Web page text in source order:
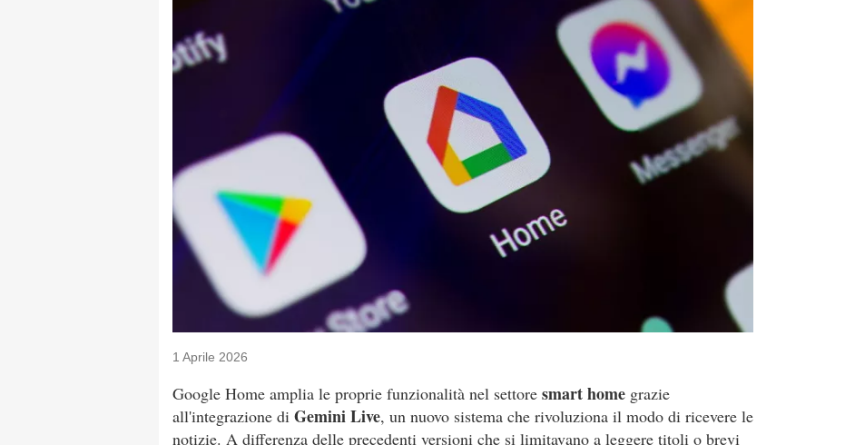
1 Aprile 2026
Google Home amplia le proprie funzionalità nel settore smart home grazie
all'integrazione di Gemini Live, un nuovo sistema che rivoluziona il modo di ricevere le
notizie. A differenza delle precedenti versioni che si limitavano a leggere titoli o brevi